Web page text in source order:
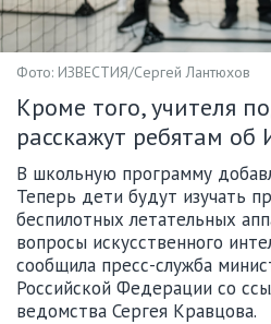
Фото: ИЗВЕСТИЯ/Сергей Лантюхов
Кроме того, учителя
расскажут ребятам об
В школьную программу
Теперь дети будут изучать
беспилотных летательных
вопросы искусственного
сообщила пресс-служба
Российской Федерации со
ведомства Сергея Кравцова.